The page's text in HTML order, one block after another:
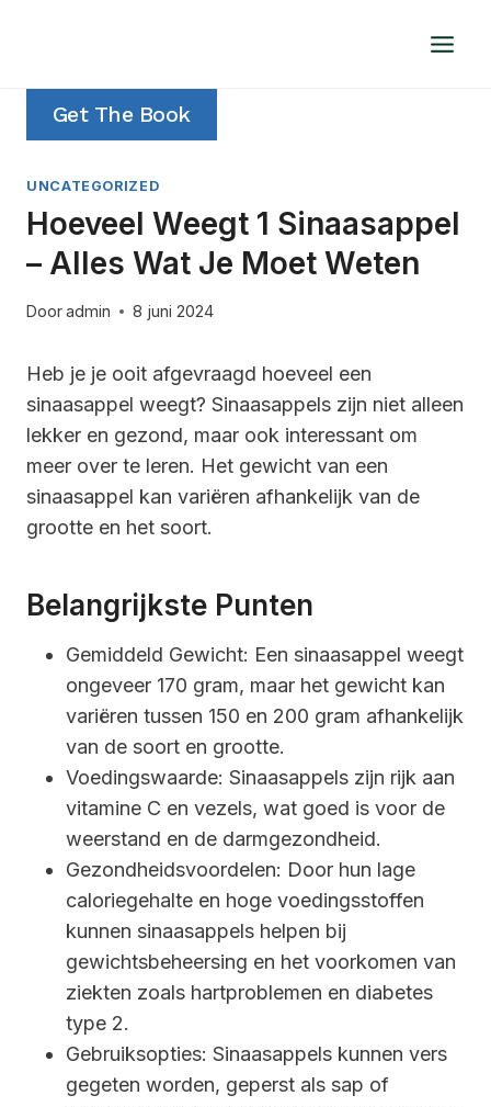
Get The Book
UNCATEGORIZED
Hoeveel Weegt 1 Sinaasappel
– Alles Wat Je Moet Weten
Dooradmin 8 juni 2024
Heb je je ooit afgevraagd hoeveel een
sinaasappel weegt? Sinaasappels zijn niet alleen
lekker en gezond, maar ook interessant om
meer over te leren. Het gewicht van een
sinaasappel kan variëren afhankelijk van de
grootte en het soort.
Belangrijkste Punten
Gemiddeld Gewicht: Een sinaasappel weegt
ongeveer 170 gram, maar het gewicht kan
variëren tussen 150 en 200 gram afhankelijk
van de soort en grootte.
Voedingswaarde: Sinaasappels zijn rijk aan
vitamine C en vezels, wat goed is voor de
weerstand en de darmgezondheid.
Gezondheidsvoordelen: Door hun lage
caloriegehalte en hoge voedingsstoffen
kunnen sinaasappels helpen bij
gewichtsbeheersing en het voorkomen van
ziekten zoals hartproblemen en diabetes
type 2.
Gebruiksopties: Sinaasappels kunnen vers
gegeten worden, geperst als sap of